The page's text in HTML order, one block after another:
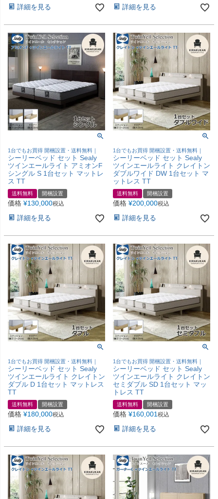
詳細を見る 詳細を見る
1台でもお買得 開梱設置・送料無料｜
シーリーベッド セット Sealy
ツインエールライト アミオンF
シングル S 1台セット マットレ
ス TT
送料無料 開梱設置
価格 ¥130,000税込
詳細を見る
1台でもお買得 開梱設置・送料無料｜
シーリーベッド セット Sealy
ツインエールライト クレイトン
ダブルワイド DW 1台セット マ
ットレス TT
送料無料 開梱設置
価格 ¥200,000税込
詳細を見る
1台でもお買得 開梱設置・送料無料｜
シーリーベッド セット Sealy
ツインエールライト クレイトン
ダブル D 1台セット マットレス
TT
送料無料 開梱設置
価格 ¥180,000税込
詳細を見る
1台でもお買得 開梱設置・送料無料｜
シーリーベッド セット Sealy
ツインエールライト クレイトン
セミダブル SD 1台セット マッ
トレス TT
送料無料 開梱設置
価格 ¥160,001 税込
詳細を見る